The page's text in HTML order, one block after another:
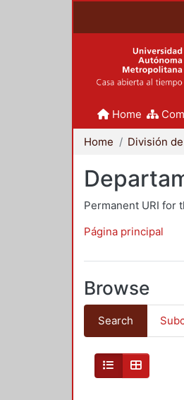
Home
Home
Permanent URI for
Página principal
Browse
Search